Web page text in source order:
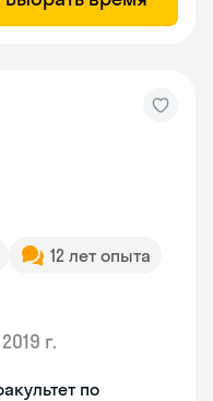
12 лет опыта
2019 г.
по